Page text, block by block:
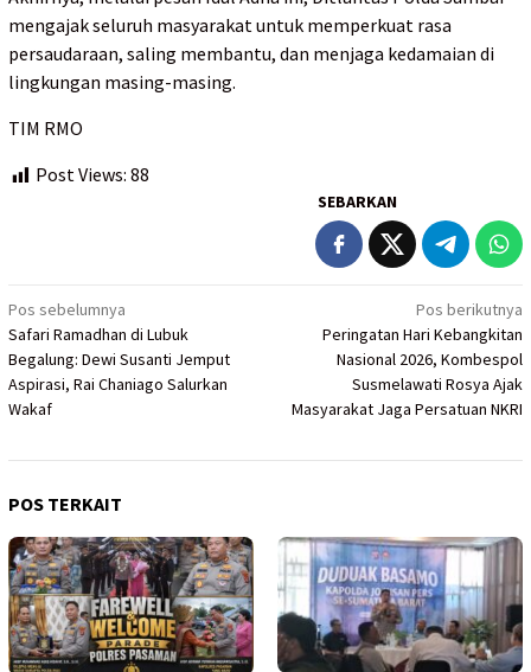
mengajak seluruh masyarakat untuk memperkuat rasa
persaudaraan, saling membantu, dan menjaga kedamaian di
lingkungan masing-masing.
TIM RMO
Post Views: 88
SEBARKAN
Navigasi
pos
Pos sebelumnya
Safari Ramadhan di Lubuk
Begalung: Dewi Susanti Jemput
Aspirasi, Rai Chaniago Salurkan
Wakaf
Pos berikutnya
Peringatan Hari Kebangkitan
Nasional 2026, Kombespol
Susmelawati Rosya Ajak
Masyarakat Jaga Persatuan NKRI
POS TERKAIT